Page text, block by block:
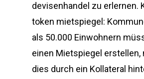
devisenhandel zu erlernen.
token mietspiegel:
als 50.000 Einwohnern
einen Mietspiegel erstellen,
dies durch ein Kollateral